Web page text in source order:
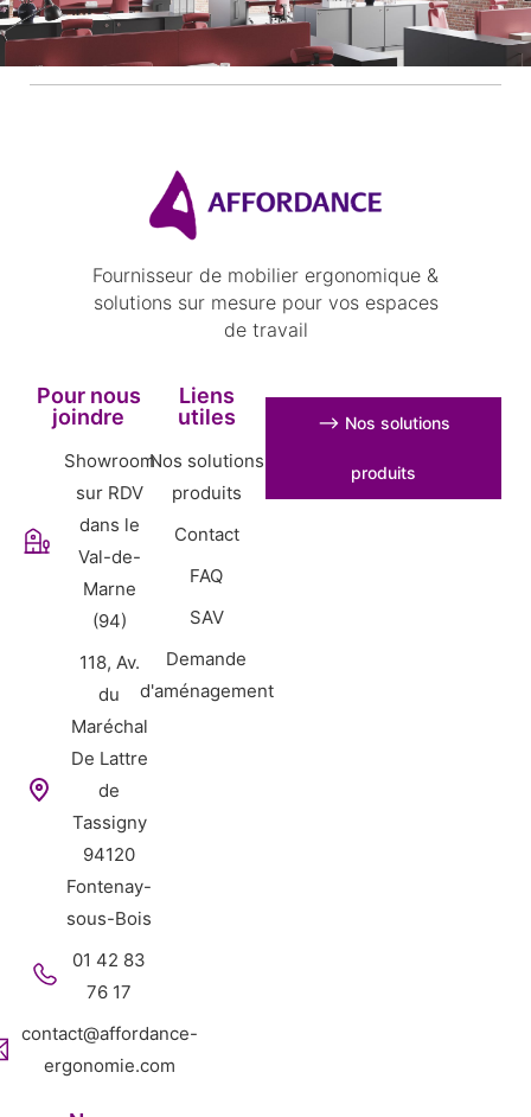
Fournisseur de mobilier ergonomique &
solutions sur mesure pour vos espaces
de travail
Pour nous
joindre
Showroom
sur RDV
dans le
Val-de-
Marne
(94)
118, Av.
du
Maréchal
De Lattre
de
Tassigny
94120
Fontenay-
sous-Bois
01 42 83
76 17
contact@affordance-
ergonomie.com
Liens
utiles
Nos solutions
produits
Contact
FAQ
SAV
Demande
d'aménagement
⟶ Nos solutions
produits